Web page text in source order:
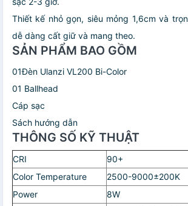
Thiết kế nhỏ gọn, siêu mỏng 1,6cm và
dễ dàng cất giữ và mang theo.
SẢN PHẨM BAO GỒM
01Đèn Ulanzi VL200 Bi-Color
01 Ballhead
Cáp sạc
Sách hướng dẫn
THÔNG SỐ KỸ THUẬT
CRI
90+
Color Temperature
2500-9000±200K
Power
8W